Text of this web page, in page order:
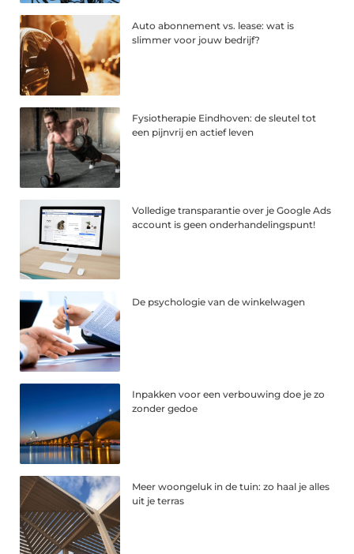
Auto abonnement vs. lease: wat is
slimmer voor jouw bedrijf?
Fysiotherapie Eindhoven: de sleutel tot
een pijnvrij en actief leven
Volledige transparantie over je Google Ads
account is geen onderhandelingspunt!
De psychologie van de winkelwagen
Inpakken voor een verbouwing doe je zo
zonder gedoe
Meer woongeluk in de tuin: zo haal je alles
uit je terras